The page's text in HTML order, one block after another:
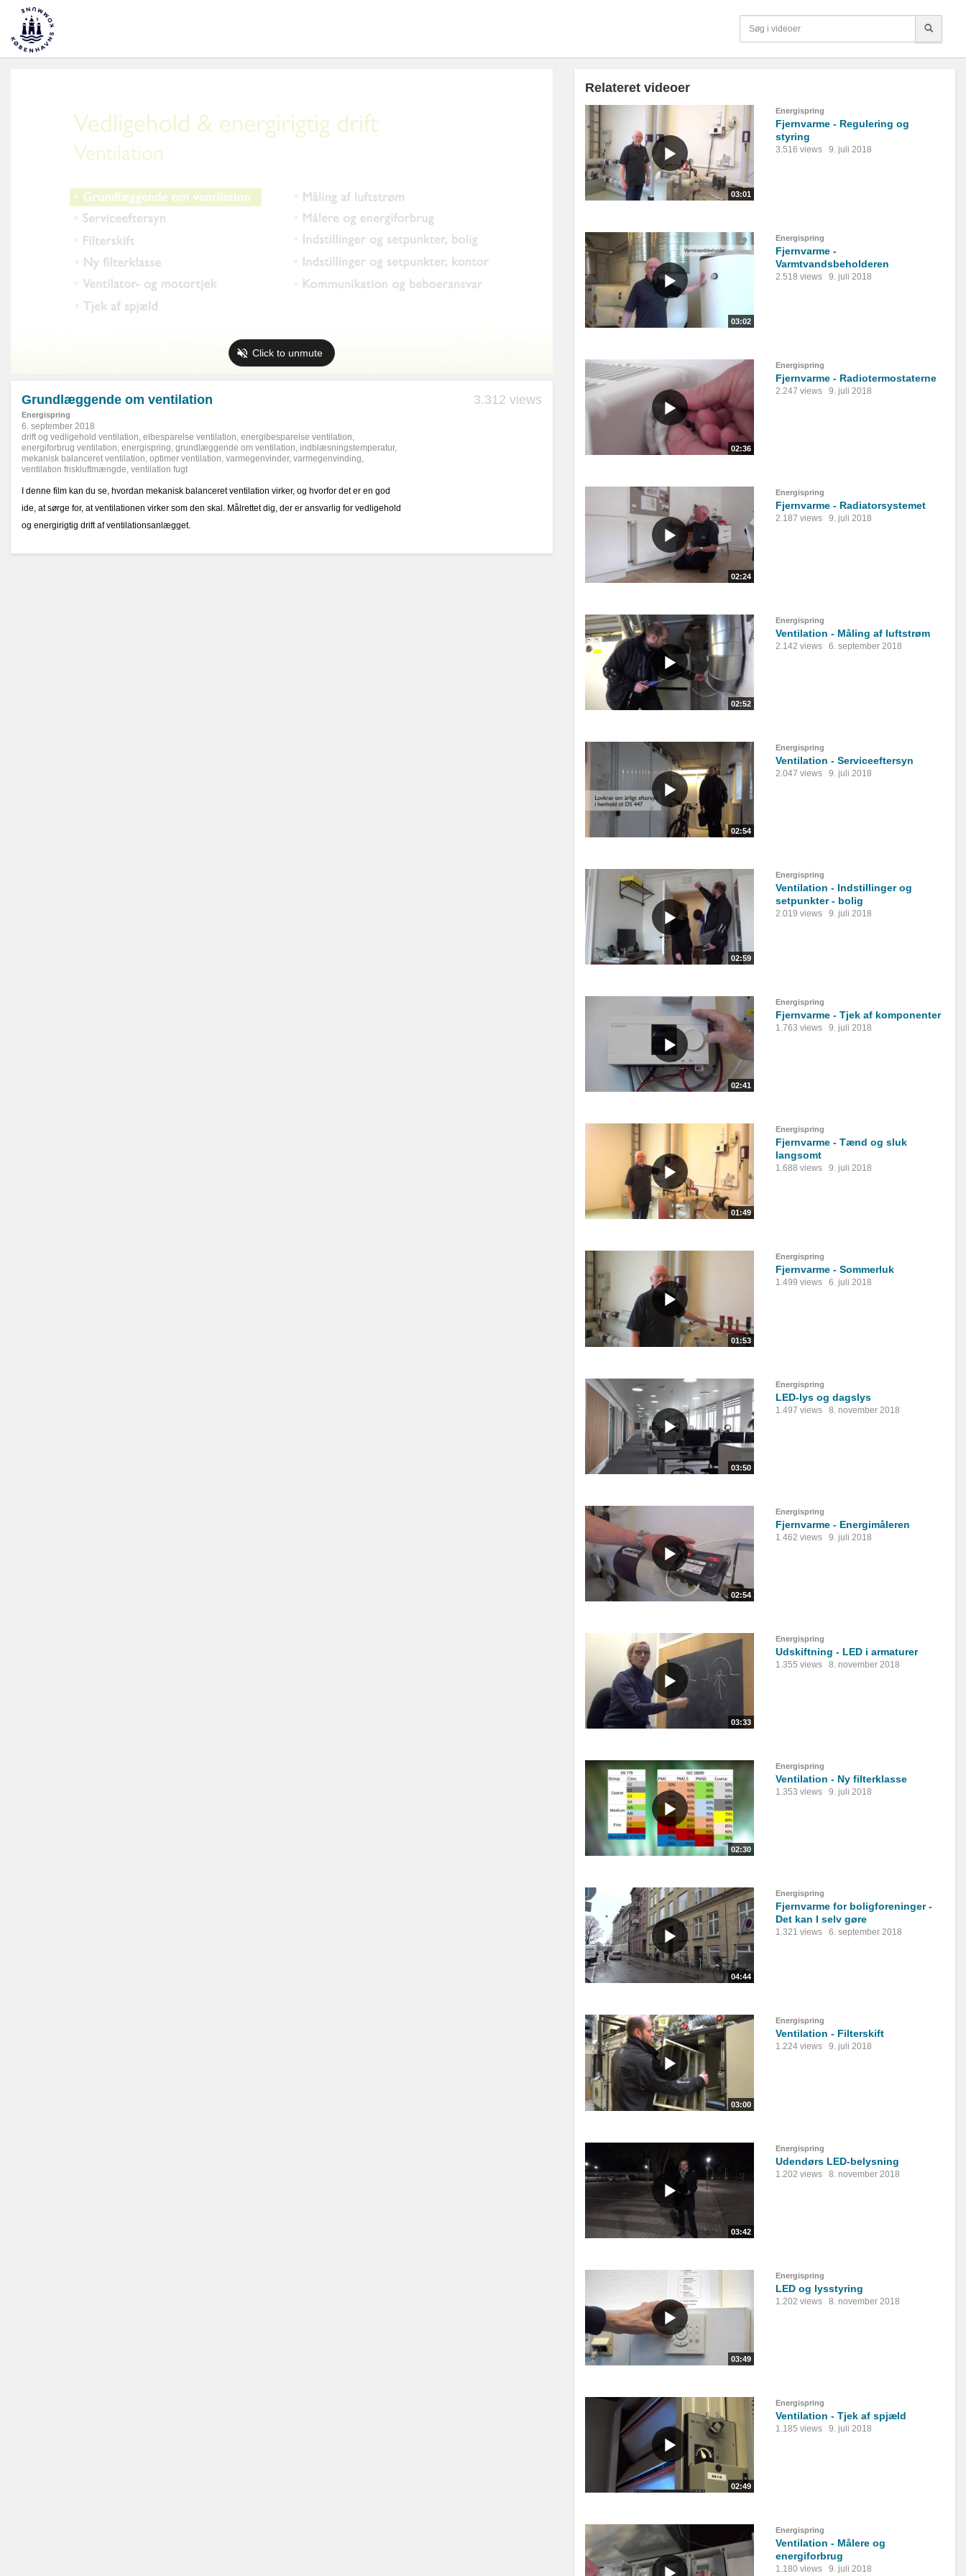
Grundlæggende om ventilation
Energispring
3.312 views
6. september 2018
drift og vedligehold ventilation, elbesparelse ventilation, energibesparelse ventilation,
energiforbrug ventilation, energispring, grundlæggende om ventilation, indblæsningstemperatur,
mekanisk balanceret ventilation, optimer ventilation, varmegenvinder, varmegenvinding,
ventilation friskluftmængde, ventilation fugt
I denne film kan du se, hvordan mekanisk balanceret ventilation virker, og hvorfor det er en god
ide, at sørge for, at ventilationen virker som den skal. Målrettet dig, der er ansvarlig for vedligehold
og energirigtig drift af ventilationsanlægget.
Relateret videoer
03:01
Energispring
Fjernvarme - Regulering og
styring
3.516 views 9. juli 2018
03:02
Energispring
Fjernvarme -
Varmtvandsbeholderen
2.518 views 9. juli 2018
02:36
Energispring
Fjernvarme - Radiotermostaterne
2.247 views 9. juli 2018
02:24
Energispring
Fjernvarme - Radiatorsystemet
2.187 views 9. juli 2018
02:52
Energispring
Ventilation - Måling af luftstrøm
2.142 views 6. september 2018
02:54
Energispring
Ventilation - Serviceeftersyn
2.047 views 9. juli 2018
02:59
Energispring
Ventilation - Indstillinger og
setpunkter - bolig
2.019 views 9. juli 2018
02:41
Energispring
Fjernvarme - Tjek af komponenter
1.763 views 9. juli 2018
01:49
Energispring
Fjernvarme - Tænd og sluk
langsomt
1.688 views 9. juli 2018
01:53
Energispring
Fjernvarme - Sommerluk
1.499 views 6. juli 2018
03:50
Energispring
LED-lys og dagslys
1.497 views 8. november 2018
02:54
Energispring
Fjernvarme - Energimåleren
1.462 views 9. juli 2018
03:33
Energispring
Udskiftning - LED i armaturer
1.355 views 8. november 2018
02:30
Energispring
Ventilation - Ny filterklasse
1.353 views 9. juli 2018
04:44
Energispring
Fjernvarme for boligforeninger -
Det kan I selv gøre
1.321 views 6. september 2018
03:00
Energispring
Ventilation - Filterskift
1.224 views 9. juli 2018
03:42
Energispring
Udendørs LED-belysning
1.202 views 8. november 2018
03:49
Energispring
LED og lysstyring
1.202 views 8. november 2018
02:49
Energispring
Ventilation - Tjek af spjæld
1.185 views 9. juli 2018
Energispring
Ventilation - Målere og
energiforbrug
1.180 views 9. juli 2018